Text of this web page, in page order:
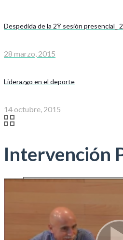
Despedida de la 2Ý sesión presencial_
28 marzo, 2015
Liderazgo en el deporte
14 octubre, 2015
Intervención